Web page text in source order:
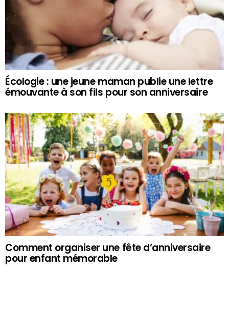
Écologie : une jeune maman publie une lettre
émouvante à son fils pour son anniversaire
Comment organiser une fête d’anniversaire
pour enfant mémorable